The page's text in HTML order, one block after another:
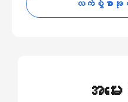
လက်စွဲစာအုပ်
အမေး